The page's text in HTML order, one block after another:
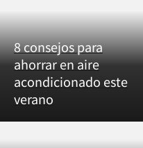
8 consejos para
ahorrar en aire
acondicionado este
verano